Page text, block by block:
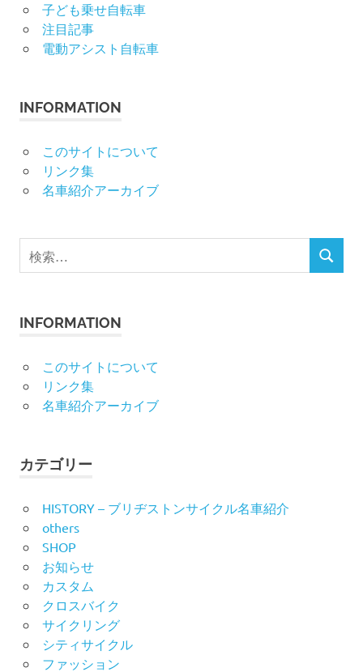
子ども乗せ自転車
注目記事
電動アシスト自転車
INFORMATION
このサイトについて
リンク集
名車紹介アーカイブ
検
索
検
INFORMATION
このサイトについて
リンク集
名車紹介アーカイブ
カテゴリー
HISTORY – ブリヂストンサイクル名車紹介
others
SHOP
お知らせ
カスタム
クロスバイク
サイクリング
シティサイクル
ファッション